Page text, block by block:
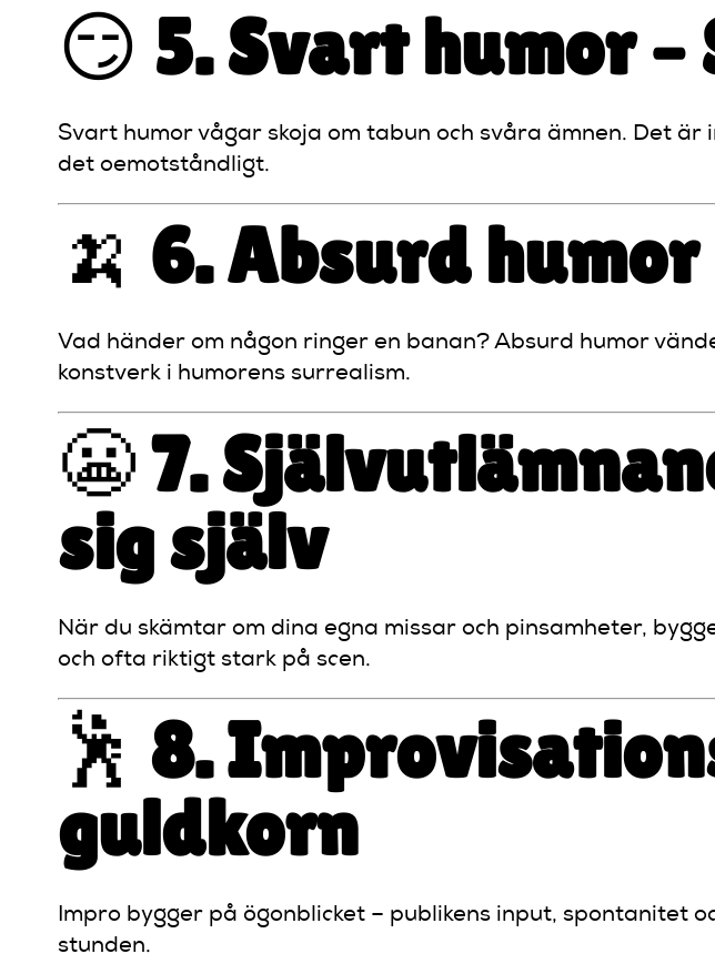
😏 5. Svart humor
Svart humor vågar skoja om tabun och svåra ämnen. Det
det oemotståndligt.
🍌 6. Absurd
Vad händer om någon ringer en banan? Absurd humor
konstverk i humorens surrealism.
😬7.
sig själv
När du skämtar om dina egna missar och pinsamheter,
och ofta riktigt stark på scen.
🕺 8.
guldkorn
Impro bygger på ögonblicket – publikens input, spontanitet
stunden.